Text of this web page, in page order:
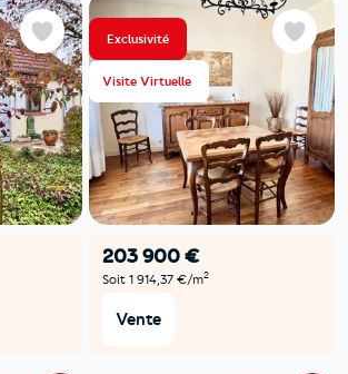
Favoris Exclusivité
Visite Virtuelle
203 900 €
Soit 1 914,37 €/m2
Vente
Favoris